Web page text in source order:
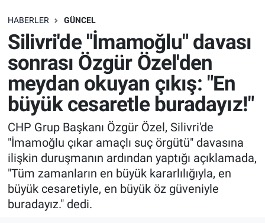
HABERLER GÜNCEL
Silivri'de "İmamoğlu" davası
sonrası Özgür Özel'den
meydan okuyan çıkış: "En
büyük cesaretle buradayız!"
CHP Grup Başkanı Özgür Özel, Silivri'de
"İmamoğlu çıkar amaçlı suç örgütü" davasına
ilişkin duruşmanın ardından yaptığı açıklamada,
"Tüm zamanların en büyük kararlılığıyla, en
büyük cesaretiyle, en büyük öz güveniyle
buradayız​​​​​​​." dedi.
SAĞLIK
EKONOMİ
EĞİTİM
ÖZEL HABER
Keşfet
ASTROLOJİ
MANŞET